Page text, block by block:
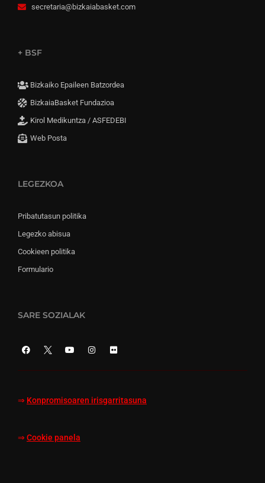
secretaria@bizkaiabasket.com
+ BSF
Bizkaiko Epaileen Batzordea
BizkaiaBasket Fundazioa
Kirol Medikuntza / ASFEDEBI
Web Posta
LEGEZKOA
Pribatutasun politika
Legezko abisua
Cookieen politika
Formulario
SARE SOZIALAK
⇒ Konpromisoaren irisgarritasuna
⇒ Cookie panela